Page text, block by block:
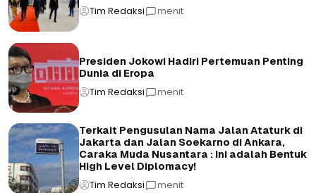
Tim Redaksi menit
Presiden Jokowi Hadiri Pertemuan Penting
Dunia di Eropa
Tim Redaksi menit
Terkait Pengusulan Nama Jalan Ataturk di
Jakarta dan Jalan Soekarno di Ankara,
Caraka Muda Nusantara : Ini adalah Bentuk
High Level Diplomacy!
Tim Redaksi menit